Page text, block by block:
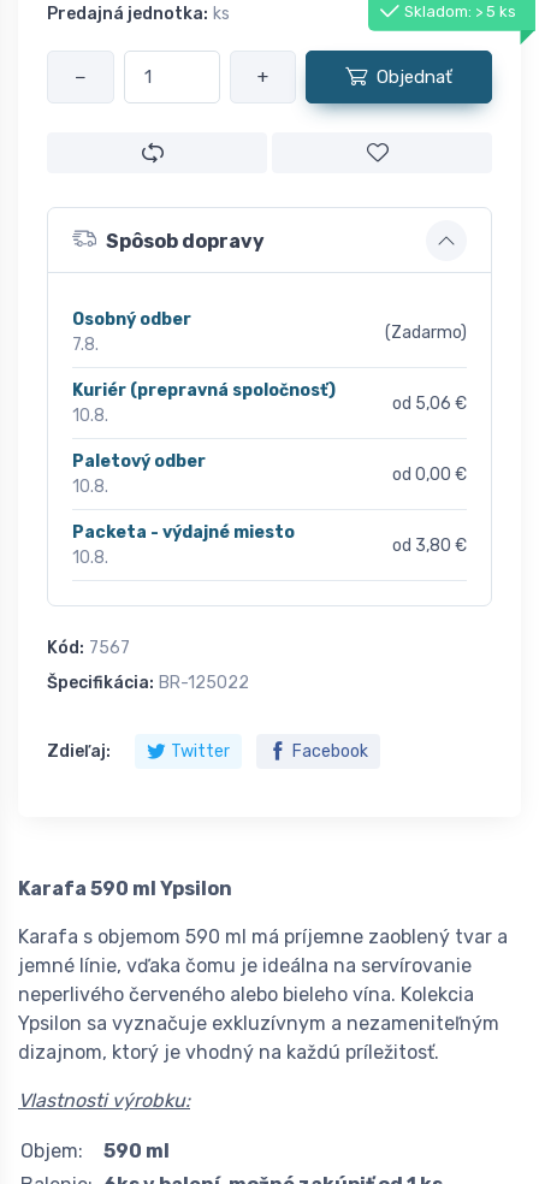
Predajná jednotka: ks Skladom: > 5 ks
− + Objednať
Spôsob dopravy
Osobný odber
7.8.
(Zadarmo)
Kuriér (prepravná spoločnosť)
10.8.
od 5,06 €
Paletový odber
10.8.
od 0,00 €
Packeta - výdajné miesto
10.8.
od 3,80 €
Kód: 7567
Špecifikácia: BR-125022
Zdieľaj: Twitter Facebook
Karafa 590 ml Ypsilon
Karafa s objemom 590 ml má príjemne zaoblený tvar a
jemné línie, vďaka čomu je ideálna na servírovanie
neperlivého červeného alebo bieleho vína. Kolekcia
Ypsilon sa vyznačuje exkluzívnym a nezameniteľným
dizajnom, ktorý je vhodný na každú príležitosť.
Vlastnosti výrobku:
Objem:
590 ml